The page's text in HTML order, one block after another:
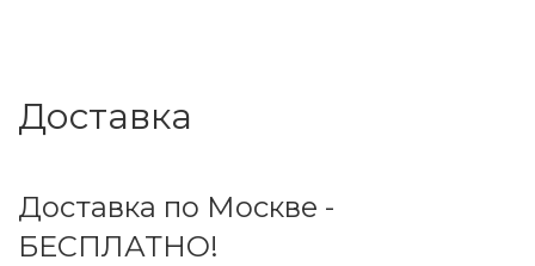
Доставка
Доставка по Москве -
БЕСПЛАТНО!